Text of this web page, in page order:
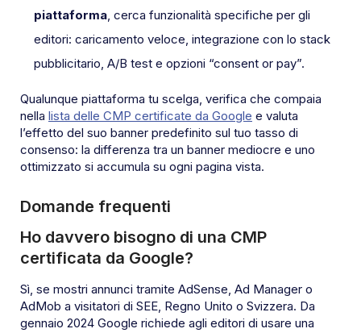
piattaforma, cerca funzionalità specifiche per gli
editori: caricamento veloce, integrazione con lo stack
pubblicitario, A/B test e opzioni “consent or pay”.
Qualunque piattaforma tu scelga, verifica che compaia
nella lista delle CMP certificate da Google e valuta
l’effetto del suo banner predefinito sul tuo tasso di
consenso: la differenza tra un banner mediocre e uno
ottimizzato si accumula su ogni pagina vista.
Domande frequenti
Ho davvero bisogno di una CMP
certificata da Google?
Sì, se mostri annunci tramite AdSense, Ad Manager o
AdMob a visitatori di SEE, Regno Unito o Svizzera. Da
gennaio 2024 Google richiede agli editori di usare una